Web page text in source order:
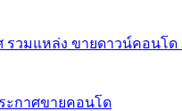
รวมแหล่ง ขายดาวน์คอนโ
ะกาศขายคอนโด